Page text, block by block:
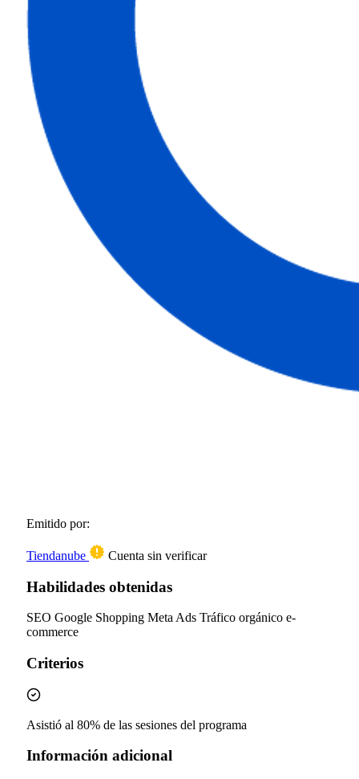
Emitido por:
Tiendanube Cuenta sin verificar
Habilidades obtenidas
SEO Google Shopping Meta Ads Tráfico orgánico e-
commerce
Criterios
Asistió al 80% de las sesiones del programa
Información adicional